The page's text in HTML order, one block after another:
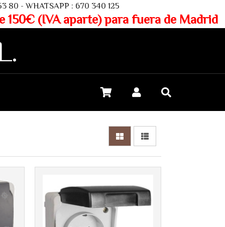
: 670 340 125
para fuera de Madrid